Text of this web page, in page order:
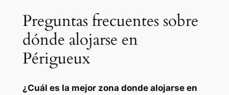
Preguntas frecuentes sobre
dónde alojarse en
Périgueux
¿Cuál es la mejor zona donde alojarse en